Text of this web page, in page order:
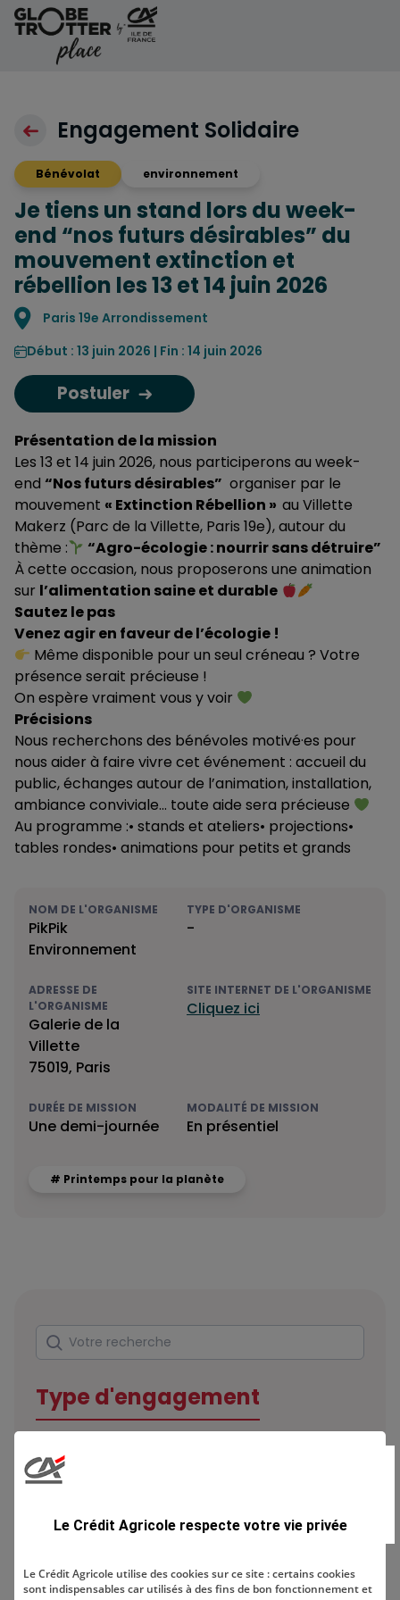
Aller au contenu
Engagement Solidaire
Bénévolat environnement
Je tiens un stand lors du week-
end “nos futurs désirables” du
mouvement extinction et
rébellion les 13 et 14 juin 2026
Localisation
Paris 19e Arrondissement
Début : 13 juin 2026 | Fin : 14 juin 2026
Postuler
Présentation de la mission
Les 13 et 14 juin 2026, nous participerons au week-
end “Nos futurs désirables” organiser par le
mouvement « Extinction Rébellion » au Villette
Makerz (Parc de la Villette, Paris 19e), autour du
thème :
“Agro-écologie : nourrir sans détruire”
À cette occasion, nous proposerons une animation
sur l’alimentation saine et durable
Sautez le pas
Venez agir en faveur de l’écologie !
Même disponible pour un seul créneau ? Votre
présence serait précieuse !
On espère vraiment vous y voir
Précisions
Nous recherchons des bénévoles motivé·es pour
nous aider à faire vivre cet événement : accueil du
public, échanges autour de l’animation, installation,
ambiance conviviale… toute aide sera précieuse
Au programme :• stands et ateliers• projections•
tables rondes• animations pour petits et grands
NOM DE L'ORGANISME
PikPik
Environnement
TYPE D'ORGANISME
-
ADRESSE DE
L'ORGANISME
Galerie de la
Villette
75019, Paris
SITE INTERNET DE L'ORGANISME
Cliquez ici
DURÉE DE MISSION
Une demi-journée
MODALITÉ DE MISSION
En présentiel
# Printemps pour la planète
Rechercher
Votre recherche
Type d'engagement
Le Crédit Agricole respecte votre vie privée
Le Crédit Agricole utilise des cookies sur ce site : certains cookies
sont indispensables car utilisés à des fins de bon fonctionnement et